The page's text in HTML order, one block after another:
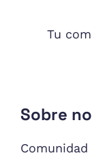
Tu
Sobre
Comunidad